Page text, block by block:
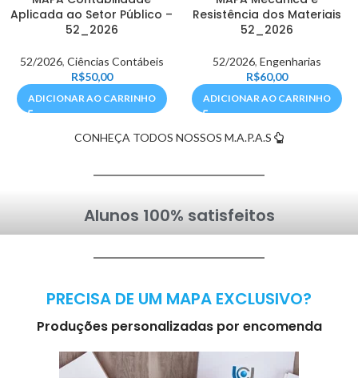
Aplicada ao Setor Público –
52_2026
52/2026, Ciências Contábeis
R$50,00
ADICIONAR AO CARRINHO
Resistência dos Materiais
52_2026
52/2026, Engenharias
R$60,00
ADICIONAR AO CARRINHO
CONHEÇA TODOS NOSSOS M.A.P.A.S
Alunos 100% satisfeitos
PRECISA DE UM MAPA EXCLUSIVO?
Produções personalizadas por encomenda